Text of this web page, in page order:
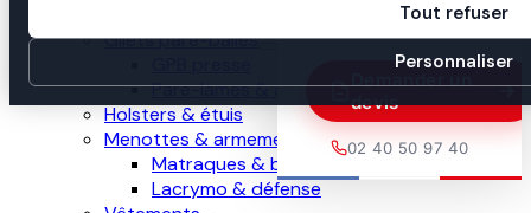
Tout refuser
Personnaliser
Demander un
devis
02 40 50 97 40
Gilets pare-balles
Pare-lames & anti-couteau
Holsters & étuis
Menottes & armement
Matraques & bâtons
Lacrymo & défense